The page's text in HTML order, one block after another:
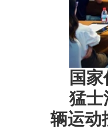
国
猛士
辆运动